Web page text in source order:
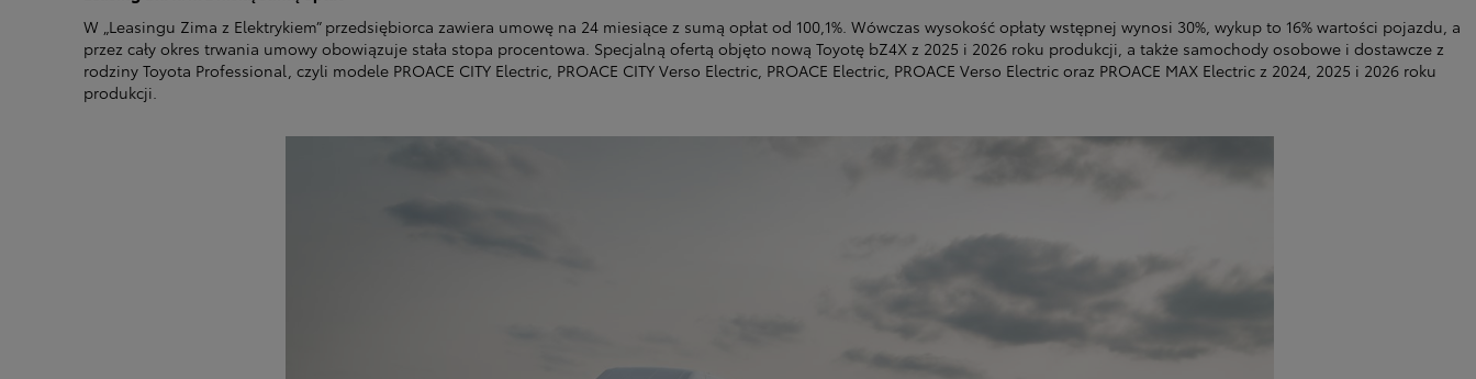
W „Leasingu Zima z Elektrykiem” przedsiębiorca zawiera umowę na 24 miesiące z sumą opłat od 100,1%. Wówczas wysokość opłaty wstępnej wynosi 30%, wykup to 16% wartości pojazdu, a
przez cały okres trwania umowy obowiązuje stała stopa procentowa. Specjalną ofertą objęto nową Toyotę bZ4X z 2025 i 2026 roku produkcji, a także samochody osobowe i dostawcze z
rodziny Toyota Professional, czyli modele PROACE CITY Electric, PROACE CITY Verso Electric, PROACE Electric, PROACE Verso Electric oraz PROACE MAX Electric z 2024, 2025 i 2026 roku
produkcji.